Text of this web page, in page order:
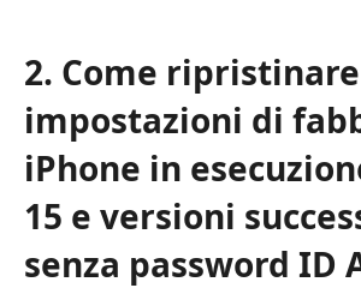
2. Come
impostazioni di
iPhone in
15 e versioni
senza password ID